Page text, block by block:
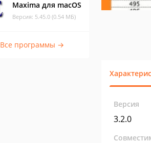
Maxima для macOS
Версия: 5.45.0 (0.54 МБ)
Все программы →
Версия
3.2.0